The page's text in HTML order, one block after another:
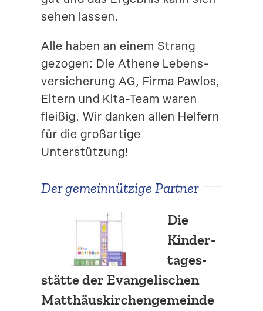
sehen lassen.
Alle haben an einem Strang
gezogen: Die Athene Lebens­
ver­si­cherung AG, Firma Pawlos,
Eltern und Kita-Team waren
fleißig. Wir danken allen Helfern
für die großartige
Unterstützung!
Der gemein­nützige Partner
Die
Kinder­
ta­ges­
stätte der Evange­li­schen
Matthä­us­kir­chen­ge­meinde